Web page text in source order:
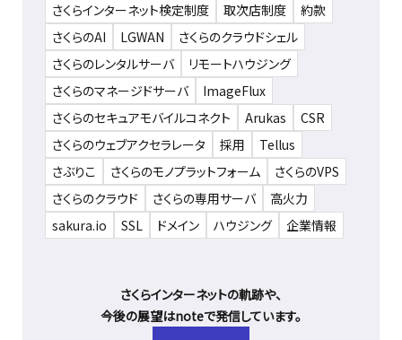
さくらインターネット検定制度 取次店制度
約款
さくらのAI
LGWAN
さくらのクラウドシェル
さくらのレンタルサーバ
リモートハウジング
さくらのマネージドサーバ
ImageFlux
さくらのセキュアモバイルコネクト
Arukas
CSR
さくらのウェブアクセラレータ
採用
Tellus
さぶりこ
さくらのモノプラットフォーム
さくらのVPS
さくらのクラウド
さくらの専用サーバ
高火力
sakura.io
SSL ドメイン ハウジング 企業情報
さくらインターネットの軌跡や、
今後の展望はnoteで発信しています。